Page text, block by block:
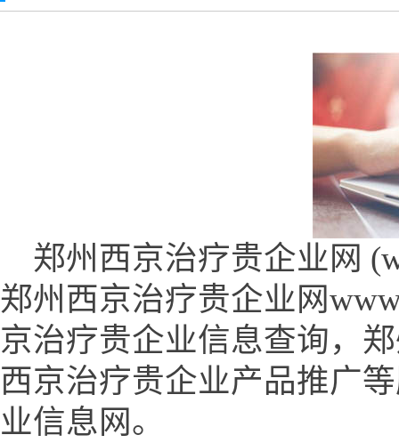
郑州西京治疗贵企业网
郑州西京治疗贵企业网
京治疗贵企业信息查询，
西京治疗贵企业产品推广
业信息网。